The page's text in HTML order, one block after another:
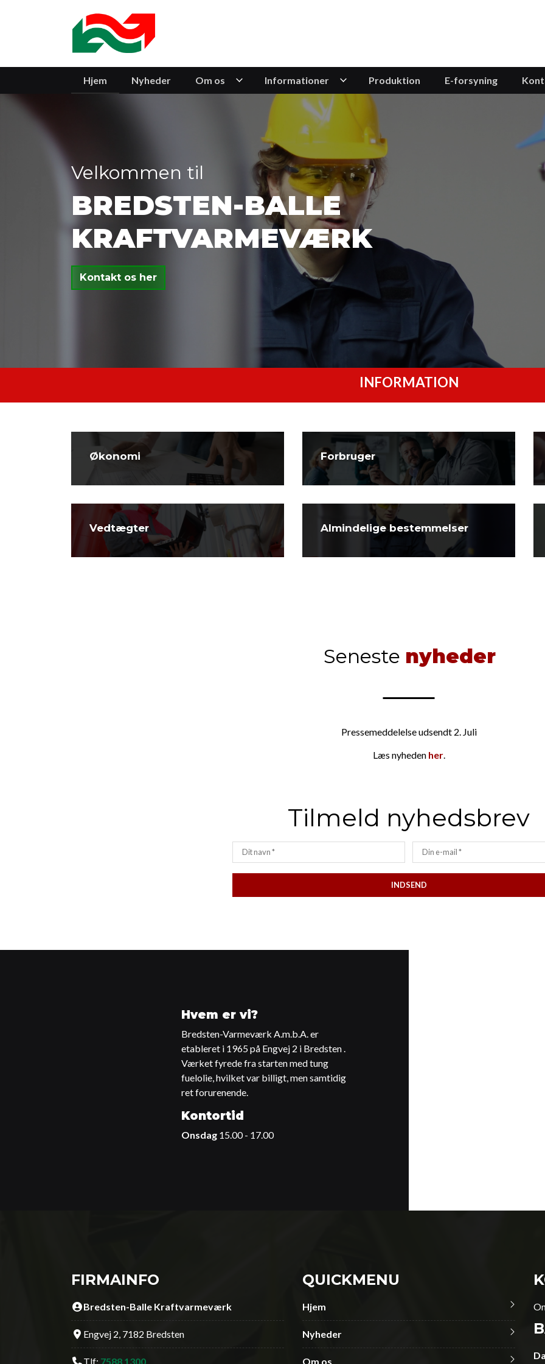
Hjem Nyheder Om os Informationer Produktion E-forsyning
Velkommen til
BREDSTEN-BALLE
KRAFTVARMEVÆRK
Kontakt os her
INFORMATION
Økonomi Forbruger
Vedtægter Almindelige bestemmelser
Seneste nyheder
Pressemeddelelse udsendt 2. Juli
Læs nyheden her.
Tilmeld nyhedsbrev
Hvem er vi?
Bredsten-Varmeværk A.m.b.A. er
etableret i 1965 på Engvej 2 i Bredsten .
Værket fyrede fra starten med tung
fuelolie, hvilket var billigt, men samtidig
ret forurenende.
Kontortid
Onsdag15.00 - 17.00
FIRMAINFO
Bredsten-Balle Kraftvarmeværk
Engvej 2, 7182 Bredsten
Tlf: 7588 1300
QUICKMENU
Hjem
Nyheder
Om os